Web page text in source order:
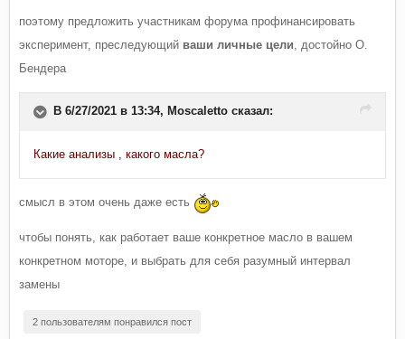
поэтому предложить участникам форума профинансировать
эксперимент, преследующий ваши личные цели, достойно О.
Бендера
В 6/27/2021 в 13:34, Moscaletto сказал:
Какие анализы , какого масла?
смысл в этом очень даже есть
чтобы понять, как работает ваше конкретное масло в вашем
конкретном моторе, и выбрать для себя разумный интервал
замены
2 пользователям понравился пост